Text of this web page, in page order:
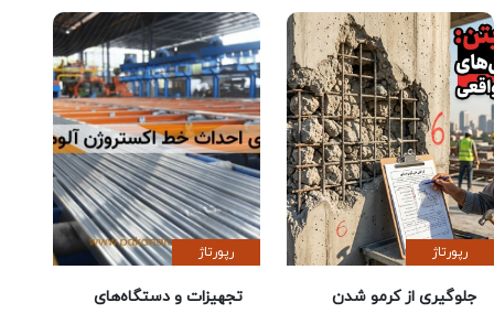
رپورتاژ
جلوگیری از کرمو شدن
رپورتاژ
تجهیزات و دستگاه‌های